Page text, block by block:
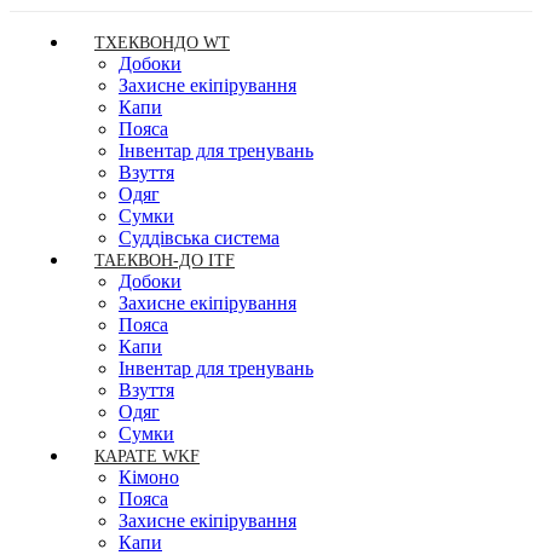
ТХЕКВОНДО WT
Добоки
Захисне екіпірування
Капи
Пояса
Інвентар для тренувань
Взуття
Одяг
Сумки
Суддівська система
ТАЕКВОН-ДО ITF
Добоки
Захисне екіпірування
Пояса
Капи
Інвентар для тренувань
Взуття
Одяг
Сумки
КАРАТЕ WKF
Кімоно
Пояса
Захисне екіпірування
Капи